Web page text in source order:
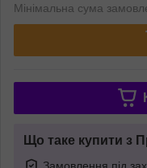
Мінімальна сума
Що таке купити з
Замовлення під